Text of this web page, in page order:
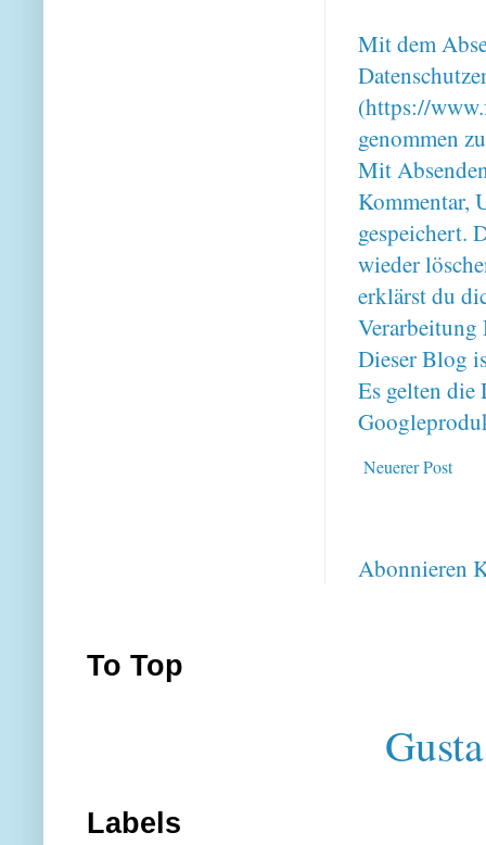
Mit dem
(https://
genommen
Mit
Kommentar,
gespeichert.
wieder
erklärst du
Verarbeitung
Dieser Blog
Es gelten
Neuerer Post
Abonnieren
To Top
Labels